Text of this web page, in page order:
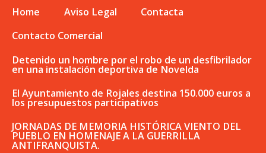
Home Aviso Legal
Contacta
Contacto Comercial
Detenido un hombre por el robo de un desfibrilador
en una instalación deportiva de Novelda
El Ayuntamiento de Rojales destina 150.000 euros a
los presupuestos participativos
JORNADAS DE MEMORIA HISTÓRICA VIENTO DEL
PUEBLO EN HOMENAJE A LA GUERRILLA
ANTIFRANQUISTA.